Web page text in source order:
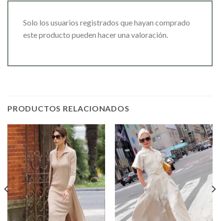
Solo los usuarios registrados que hayan comprado
este producto pueden hacer una valoración.
PRODUCTOS RELACIONADOS